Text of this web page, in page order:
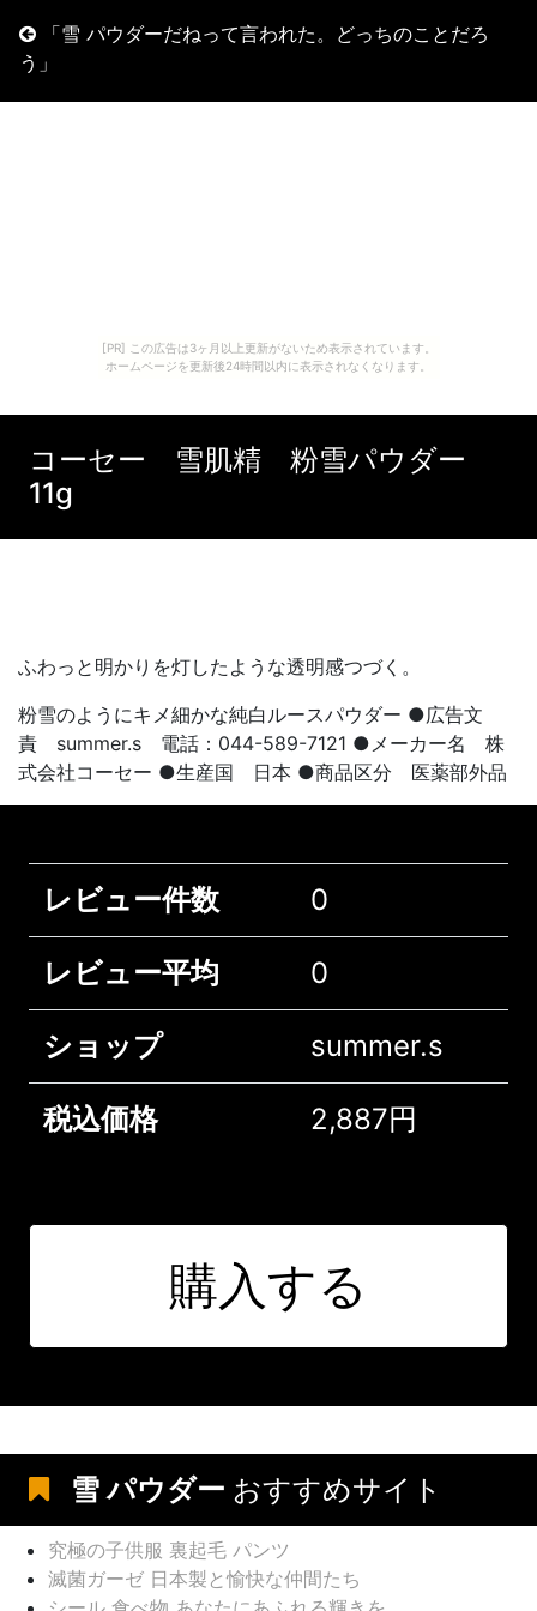
[PR] この広告は3ヶ月以上更新がないため表示されています。
ホームページを更新後24時間以内に表示されなくなります。
「雪 パウダーだねって言われた。どっちのことだろ
う」
コーセー 雪肌精 粉雪パウダー
11g
ふわっと明かりを灯したような透明感つづく。
粉雪のようにキメ細かな純白ルースパウダー ●広告文
責 summer.s 電話：044-589-7121 ●メーカー名 株
式会社コーセー ●生産国 日本 ●商品区分 医薬部外品
レビュー件数 0
レビュー平均 0
ショップ summer.s
税込価格 2,887円
購入する
雪 パウダー おすすめサイト
究極の子供服 裏起毛 パンツ
滅菌ガーゼ 日本製と愉快な仲間たち